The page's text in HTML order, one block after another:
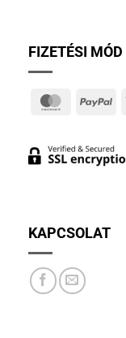
FIZETÉSI MÓD
KAPCSOLAT